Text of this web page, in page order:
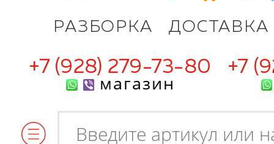
РАЗБОРКА ДОСТАВКА
+7 (928) 279-73-80
магазин
+7